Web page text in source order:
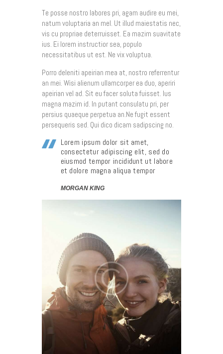
Te posse nostro labores pri, agam audire eu mei,
natum voluptaria an mel. Ut illud maiestatis nec,
vis cu propriae deterruisset. Ea mazim suavitate
ius. Ei lorem instructior sea, populo
necessitatibus ut est. Ne vix voluptua.
Porro deleniti apeirian mea at, nostro referrentur
an mei. Wisi alienum ullamcorper ea duo, aperiri
apeirian vel ad. Sit eu facer soluta fuisset. Ius
magna mazim id. In putant consulatu pri, per
persius quaeque perpetua an.Ne fugit essent
persequeris sed. Qui dico dicam sadipscing no.
Lorem ipsum dolor sit amet,
consectetur adipiscing elit, sed do
eiusmod tempor incididunt ut labore
et dolore magna aliqua tempor
MORGAN KING